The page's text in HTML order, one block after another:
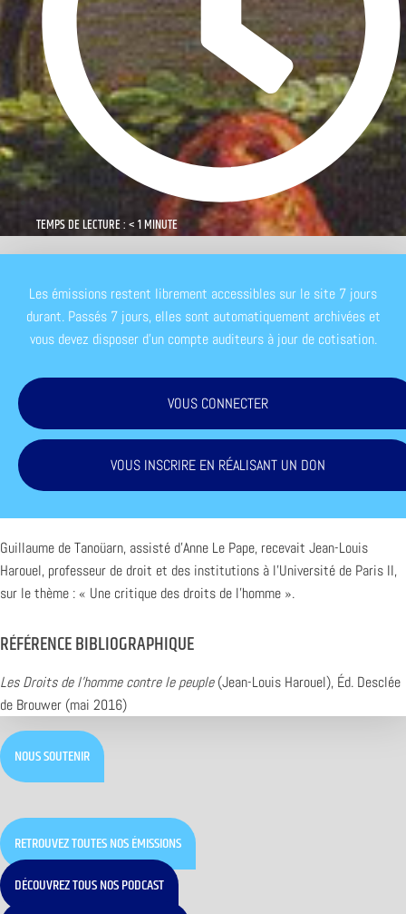
TEMPS DE LECTURE : < 1 MINUTE
Les émissions restent librement accessibles sur le site 7 jours
durant. Passés 7 jours, elles sont automatiquement archivées et
vous devez disposer d'un compte auditeurs à jour de cotisation.
VOUS CONNECTER
VOUS INSCRIRE EN RÉALISANT UN DON
Guillaume de Tanoüarn, assisté d’Anne Le Pape, recevait Jean-Louis
Harouel, professeur de droit et des institutions à l’Université de Paris II,
sur le thème : « Une critique des droits de l’homme ».
RÉFÉRENCE BIBLIOGRAPHIQUE
Les Droits de l’homme contre le peuple(Jean-Louis Harouel), Éd. Desclée
de Brouwer (mai 2016)
NOUS SOUTENIR
RETROUVEZ TOUTES NOS ÉMISSIONS
DÉCOUVREZ TOUS NOS PODCAST